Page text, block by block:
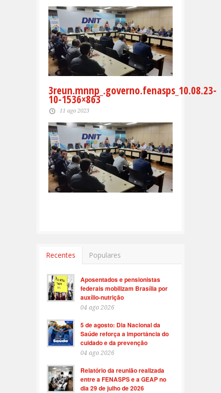
3reun.mnnp_.governo.fenasps_10.08.23-
10-1536×863
11 ago 2023
Recentes Populares
Aposentados e pensionistas
federais mobilizam Brasília por
auxílio-nutrição
04 ago 2026
5 de agosto: Dia Nacional da
Saúde reforça a importância do
cuidado e da prevenção
04 ago 2026
Relatório da reunião realizada
entre a FENASPS e a GEAP no
dia 29 de julho de 2026